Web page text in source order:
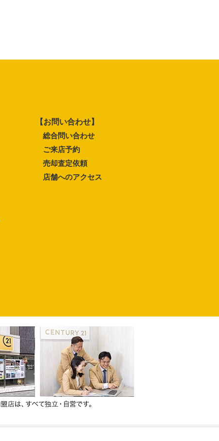
【お問い合わせ】
総合問い合わせ
ご来店予約
売却査定依頼
店舗へのアクセス